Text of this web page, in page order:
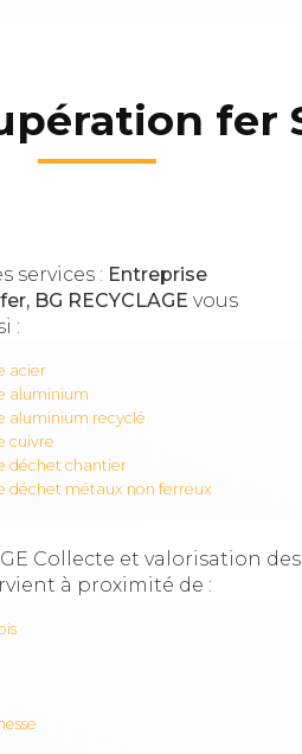
fer
services : Entreprise
BG RECYCLAGE vous
:
acier
aluminium
aluminium recyclé
cuivre
déchet chantier
déchet métaux non ferreux
Collecte et valorisation des
à proximité de :